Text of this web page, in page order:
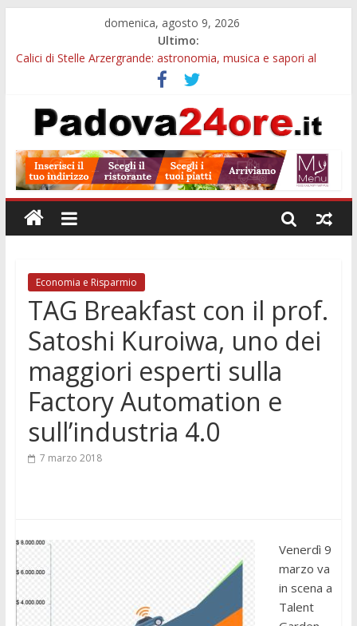
domenica, agosto 9, 2026
Ultimo:
Calici di Stelle Arzergrande: astronomia, musica e sapori al
Campo San Martino, il Museo della civiltà contadina apre gratis
durante la sagra
Notizie di Padova alle ore 10: Notte del Volo sold out, Tribano
Teatro per famiglie a Loreggia, la Bella Addormentata arriva
sul palco domenica sera
Restauro 2026, chiuse le domande: 2,5 milioni per formare
nuove competenze in Veneto
Economia e Risparmio
TAG Breakfast con il prof.
Satoshi Kuroiwa, uno dei
maggiori esperti sulla
Factory Automation e
sull’industria 4.0
7 marzo 2018
Venerdì 9
marzo va
in scena a
Talent